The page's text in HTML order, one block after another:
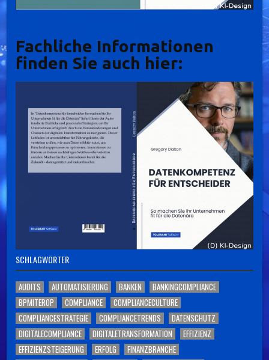
Fachliche Informationen
finden Sie auch hier:
SCHLAGWÖRTER
AUDITS AUTOMATISIERUNG BANKEN
BANKINGCOMPLIANCE
BPMITEROP
COMPLIANCE
COMPLIANCECULTURE
COMPLIANCESTRATEGIE
COMPLIANCETRENDS
DATENSCHUTZ
DIGITALECOMPLIANCE
DIGITALETRANSFORMATION
EFFIZIENZ
EFFIZIENZSTEIGERUNG
ERFOLG
FINANZBRANCHE